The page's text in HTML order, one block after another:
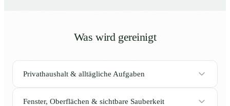
Was wird gereinigt
Privathaushalt & alltägliche Aufgaben
Fenster, Oberflächen & sichtbare Sauberkeit